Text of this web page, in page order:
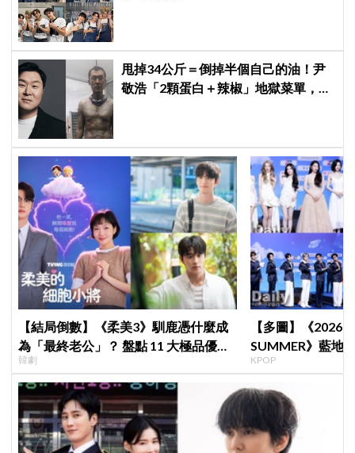
甩掉34公斤＝倒掉半個自己的油！尹
敬浩「2顆蛋白＋辣椒」地獄菜單，你
【結局倒數】《柔美3》馴鹿憑什麼成
為「最終老公」？ 盤點 11 大極品優
點：情緒穩定、色色細胞歷代最強！
韓劇
【多圖】《2026
SUMMER》藍地
Velvet、Stray
等愛豆登場
KPOP